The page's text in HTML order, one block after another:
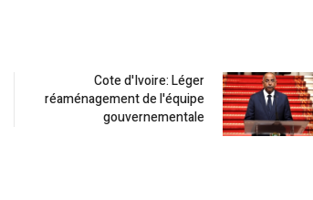
Cote d'Ivoire: Léger
réaménagement de l'équipe
gouvernementale